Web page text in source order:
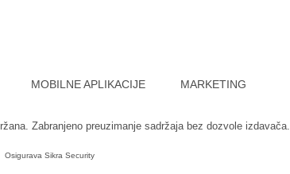
MOBILNE APLIKACIJE MARKETING
Zabranjeno preuzimanje sadržaja bez dozvole izdavača.
Osigurava Sikra Security